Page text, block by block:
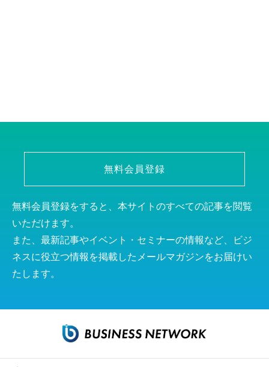
無料会員登録
無料会員登録をすると、本サイトのすべての記事を閲覧
いただけます。
また、最新記事やイベント・セミナーの情報など、ビジ
ネスに役立つ情報を掲載したメールマガジンをお届けい
たします。